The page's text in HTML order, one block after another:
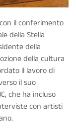
il conferimento
della Stella
della
della cultura
il lavoro di
il suo
che ha incluso
con artisti